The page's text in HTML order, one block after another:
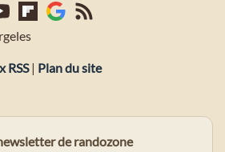
RSS| Plan du site
de randozone